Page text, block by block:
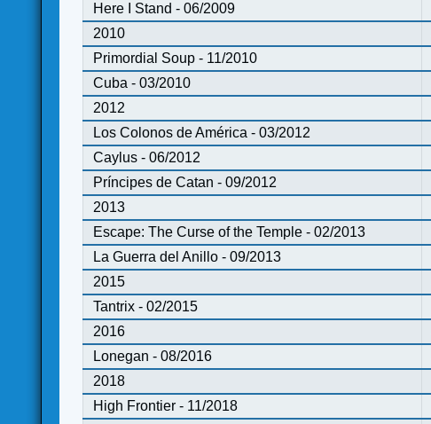
Here I Stand - 06/2009
2010
Primordial Soup - 11/2010
Cuba - 03/2010
2012
Los Colonos de América - 03/2012
Caylus - 06/2012
Príncipes de Catan - 09/2012
2013
Escape: The Curse of the Temple - 02/2013
La Guerra del Anillo - 09/2013
2015
Tantrix - 02/2015
2016
Lonegan - 08/2016
2018
High Frontier - 11/2018